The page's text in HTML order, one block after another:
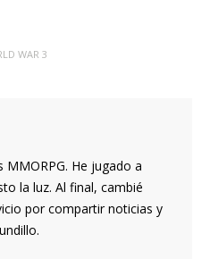
WAR 3
He jugado a
la luz. Al final, cambié
por compartir noticias y